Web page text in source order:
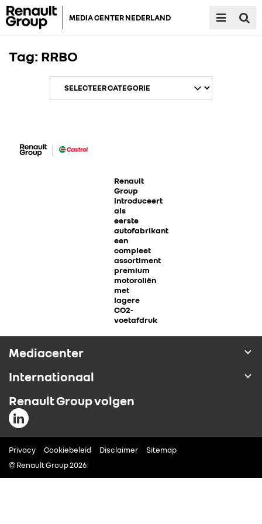
MEDIA CENTER NEDERLAND
RENAULT GROUP
IN DE MEDIA
CONTACT
Tag: RRBO
Renault
Group
introduceert
als
eerste
autofabrikant
een
compleet
assortiment
premium
motoroliën
met
lagere
CO2-
voetafdruk
Mediacenter
Internationaal
Renault Group volgen
Privacy Cookiebeleid Disclaimer
Sitemap
© Renault Group 2026